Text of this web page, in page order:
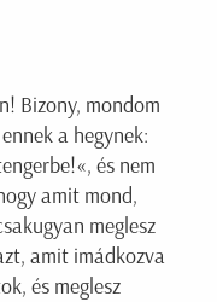
Bizony, mondom
a hegynek:
és nem
amit mond,
meglesz
amit imádkozva
és meglesz